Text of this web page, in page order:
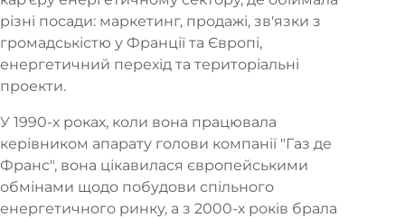
різні посади: маркетинг, продажі, зв'язки з
громадськістю у Франції та Європі,
енергетичний перехід та територіальні
проекти.
У 1990-х роках, коли вона працювала
керівником апарату голови компанії "Газ де
Франс", вона цікавилася європейськими
обмінами щодо побудови спільного
енергетичного ринку, а з 2000-х років брала